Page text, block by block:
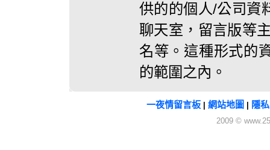
供的的個人/公司資
聊天室，留言版等
名等。這種形式的
的範圍之內。
一夜情留言板| 網站地圖 隱
2009 ©